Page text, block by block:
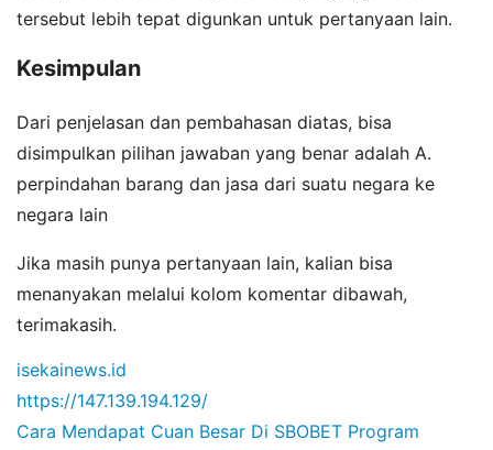
tersebut lebih tepat digunkan untuk pertanyaan lain.
Kesimpulan
Dari penjelasan dan pembahasan diatas, bisa
disimpulkan pilihan jawaban yang benar adalah A.
perpindahan barang dan jasa dari suatu negara ke
negara lain
Jika masih punya pertanyaan lain, kalian bisa
menanyakan melalui kolom komentar dibawah,
terimakasih.
isekainews.id
https://147.139.194.129/
Cara Mendapat Cuan Besar Di SBOBET Program